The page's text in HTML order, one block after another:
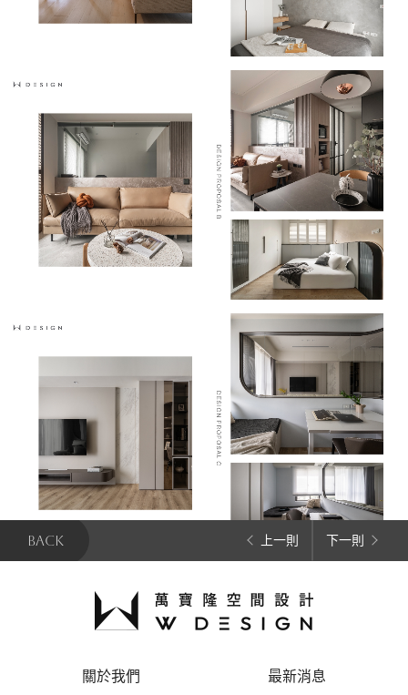
BACK 上一則 下一則
關於我們
最新消息